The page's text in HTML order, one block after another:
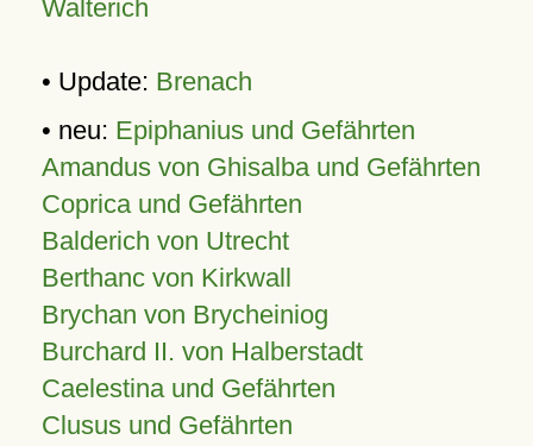
Walterich
• Update: Brenach
• neu: Epiphanius und Gefährten
Amandus von Ghisalba und Gefährten
Coprica und Gefährten
Balderich von Utrecht
Berthanc von Kirkwall
Brychan von Brycheiniog
Burchard II. von Halberstadt
Caelestina und Gefährten
Clusus und Gefährten